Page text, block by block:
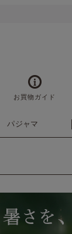
お買物ガイド
パジャマ